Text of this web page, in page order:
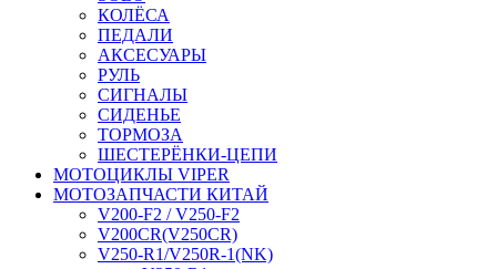
КОЛЁСА
ПЕДАЛИ
АКСЕСУАРЫ
РУЛЬ
СИГНАЛЫ
СИДЕНЬЕ
ТОРМОЗА
ШЕСТЕРЁНКИ-ЦЕПИ
МОТОЦИКЛЫ VIPER
МОТОЗАПЧАСТИ КИТАЙ
V200-F2 / V250-F2
V200CR(V250CR)
V250-R1/V250R-1(NK)